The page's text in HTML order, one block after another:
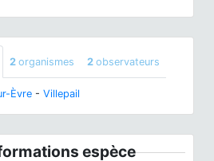
2 organismes 2 observateurs
Èvre - Villepail
espèce